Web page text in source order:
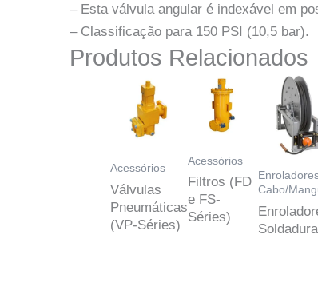
– Esta válvula angular é indexável em
– Classificação para 150 PSI (10,5 bar).
Produtos Relacionados
Acessórios
Válvulas
Pneumáticas
(VP-Séries)
Acessórios
Filtros (FD
e FS-
Séries)
Cabo/
Soldadura